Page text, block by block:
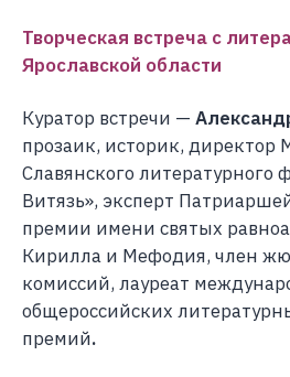
Творческая встреча с
Ярославской области
Куратор встречи —
прозаик, историк, директор
Славянского литературного
Витязь», эксперт
премии имени святых
Кирилла и Мефодия, член
комиссий, лауреат
общероссийских
премий.